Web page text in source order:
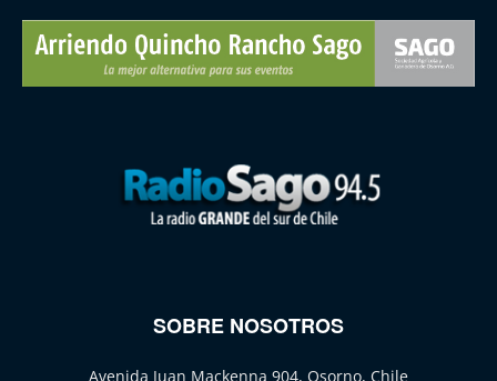
SOBRE NOSOTROS
Avenida Juan Mackenna 904, Osorno, Chile